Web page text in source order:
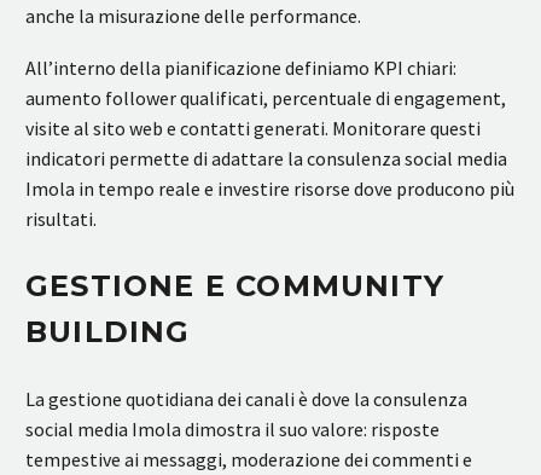
anche la misurazione delle performance.
All’interno della pianificazione definiamo KPI chiari:
aumento follower qualificati, percentuale di engagement,
visite al sito web e contatti generati. Monitorare questi
indicatori permette di adattare la consulenza social media
Imola in tempo reale e investire risorse dove producono più
risultati.
GESTIONE E COMMUNITY
BUILDING
La gestione quotidiana dei canali è dove la consulenza
social media Imola dimostra il suo valore: risposte
tempestive ai messaggi, moderazione dei commenti e